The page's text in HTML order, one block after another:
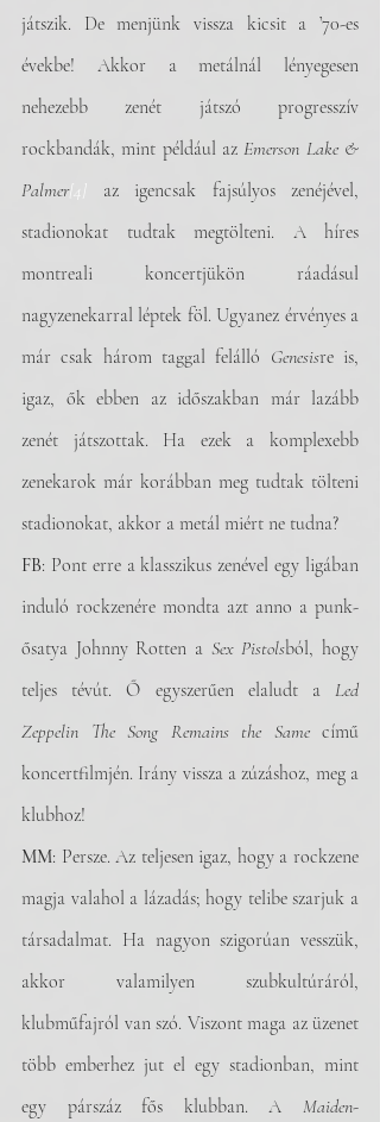
játszik. De menjünk vissza kicsit a ’70-es
évekbe! Akkor a metálnál lényegesen
nehezebb zenét játszó progresszív
rockbandák, mint például az Emerson Lake &
Palmer[4]
az igencsak fajsúlyos zenéjével,
stadionokat tudtak megtölteni. A híres
montreali koncertjükön ráadásul
nagyzenekarral léptek föl. Ugyanez érvényes a
már csak három taggal felálló Genesisre is,
igaz, ők ebben az időszakban már lazább
zenét játszottak. Ha ezek a komplexebb
zenekarok már korábban meg tudtak tölteni
stadionokat, akkor a metál miért ne tudna?
FB: Pont erre a klasszikus zenével egy ligában
induló rockzenére mondta azt anno a punk-
ősatya Johnny Rotten a Sex Pistolsból, hogy
teljes tévút. Ő egyszerűen elaludt a Led
Zeppelin The Song Remains the Same című
koncertfilmjén. Irány vissza a zúzáshoz, meg a
klubhoz!
MM: Persze. Az teljesen igaz, hogy a rockzene
magja valahol a lázadás; hogy telibe szarjuk a
társadalmat. Ha nagyon szigorúan vesszük,
akkor valamilyen szubkultúráról,
klubműfajról van szó. Viszont maga az üzenet
több emberhez jut el egy stadionban, mint
egy párszáz fős klubban. A Maiden-